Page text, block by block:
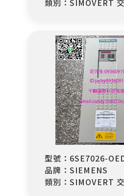
類別：SIMOVERT
型號：6SE7026-
品牌：SIEMENS
類別：SIMOVERT